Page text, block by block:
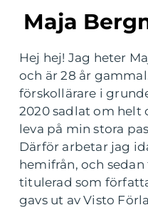
Maja
Hej hej! Jag heter
och är 28 år
förskollärare i
2020 sadlat om helt
leva på min stora
Därför arbetar jag
hemifrån, och sedan
titulerad som
gavs ut av Visto